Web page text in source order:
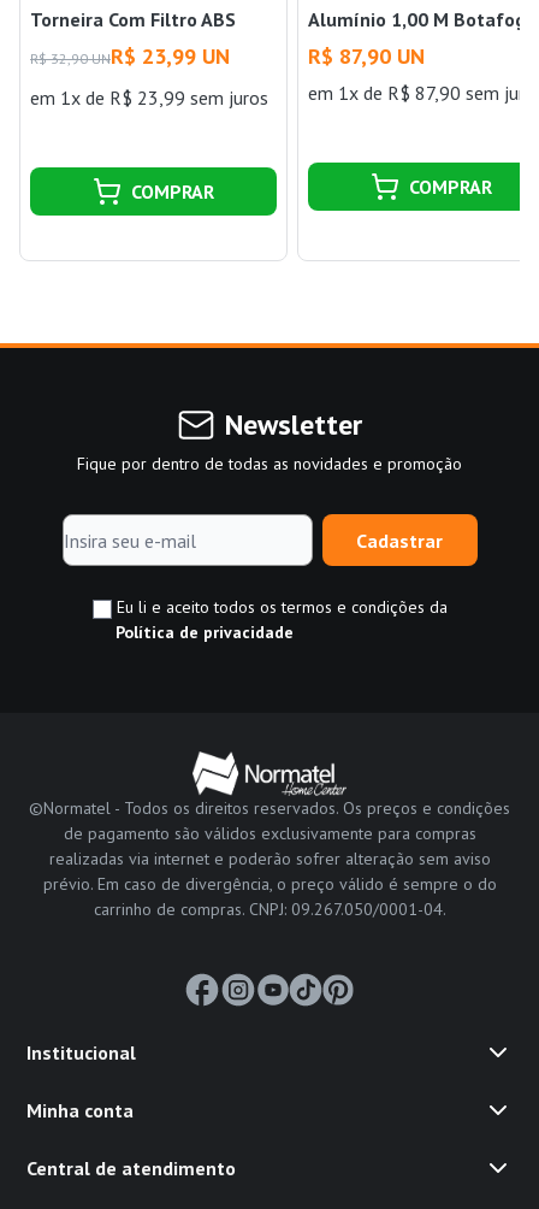
Torneira Com Filtro ABS
4003 Sigma
R$ 32,90 UNR$ 23,99 UN
em 1x de R$ 23,99 sem juros
COMPRAR
Alumínio 1,00 M Botafogo
R$ 87,90 UN
em 1x de R$ 87,90 sem
COMPRAR
Newsletter
Fique por dentro de todas as novidades e promoção
Cadastrar
Eu li e aceito todos os termos e condições da
Política de privacidade
©Normatel - Todos os direitos reservados. Os preços e condições
de pagamento são válidos exclusivamente para compras
realizadas via internet e poderão sofrer alteração sem aviso
prévio. Em caso de divergência, o preço válido é sempre o do
carrinho de compras. CNPJ: 09.267.050/0001-04.
Institucional
Minha conta
Central de atendimento